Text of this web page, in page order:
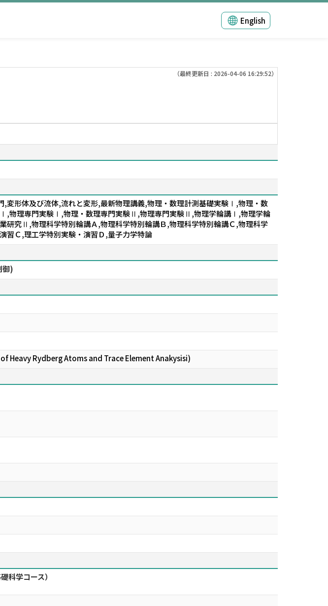
English
（最終更新日 : 2026-04-06 16:29:52）
形体及び流体,流れと変形,最新物理講義,物理・数理計測基礎実験Ⅰ,物理・数
物理専門実験Ⅰ,物理・数理専門実験Ⅱ,物理専門実験Ⅱ,物理学輪講Ⅰ,物理学輪
Ⅱ,物理科学特別輪講Ａ,物理科学特別輪講Ｂ,物理科学特別輪講Ｃ,物理科学
習Ｃ,理工学特別実験・演習Ｄ,量子力学特論
御)
Heavy Rydberg Atoms and Trace Element Anakysisi)
科学コース）